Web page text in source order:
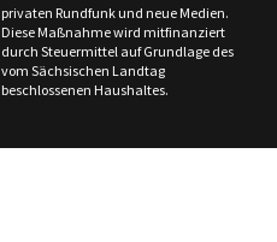
privaten Rundfunk und neue Medien.
Diese Maßnahme wird mitfinanziert
durch Steuermittel auf Grundlage des
vom Sächsischen Landtag
beschlossenen Haushaltes.